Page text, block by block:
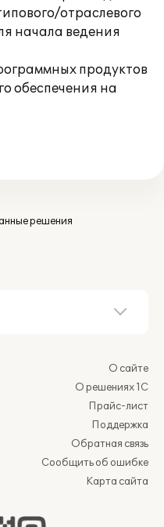
отраслевого
начала ведения
продуктов
обеспечения на
решения
О сайте
О решениях 1С
Прайс-лист
Поддержка
Обратная связь
Сообщить об ошибке
Карта сайта